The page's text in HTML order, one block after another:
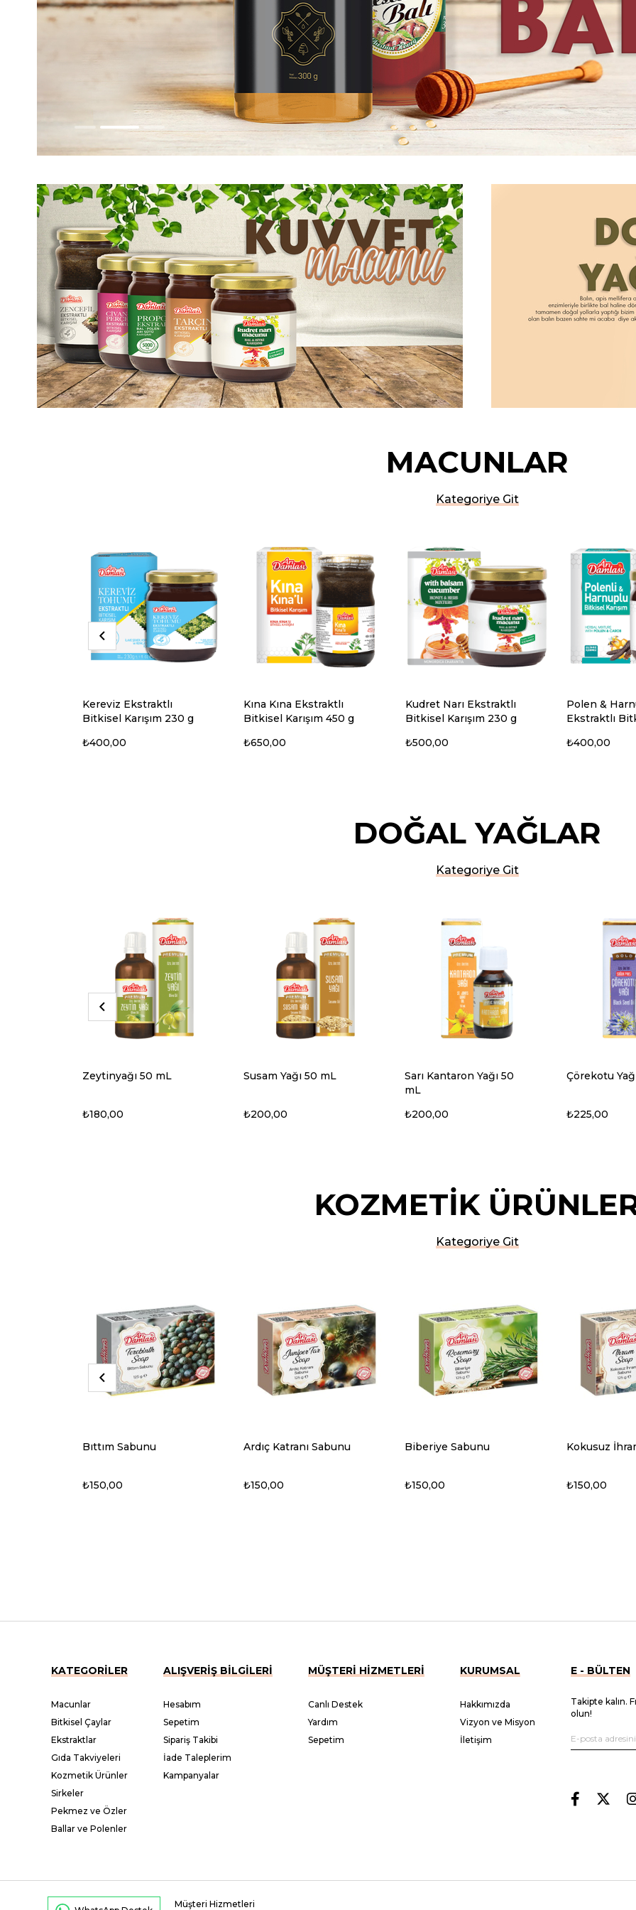
MACUNLAR
Kereviz Ekstraktlı
Bitkisel Karışım 230 g
₺400,00
Kına Kına Ekstraktlı
Bitkisel Karışım 450 g
₺650,00
Kudret Narı Ekstraktlı
Bitkisel Karışım 230 g
₺500,00
Polen &
Ekstraktlı
₺400,00
Kategoriye Git
DOĞAL YAĞLAR
Susam Yağı 50 mL
₺200,00
Sarı Kantaron Yağı 50
₺200,00
Çörekotu Yağı 50 mL
₺225,00
Ceviz Yağı
₺225,00
Kategoriye Git
KOZMETİK
Ardıç Katranı Sabunu
₺150,00
Biberiye Sabunu
₺150,00
Kokusuz İhram Sabunu
₺150,00
Çay Ağacı
₺150,00
Kategoriye Git
KATEGORİLER
Macunlar
Bitkisel Çaylar
Ekstraktlar
Gıda Takviyeleri
Kozmetik Ürünler
Sirkeler
Pekmez ve Özler
Ballar ve Polenler
ALIŞVERİŞ BİLGİLERİ
Hesabım
Sepetim
Sipariş Takibi
İade Taleplerim
Kampanyalar
MÜŞTERİ HİZMETLERİ
Canlı Destek
Yardım
Sepetim
KURUMSAL
Hakkımızda
Vizyon ve Misyon
İletişim
E - BÜLTEN
Takipte kalın.
olun!
Müşteri Hizmetleri